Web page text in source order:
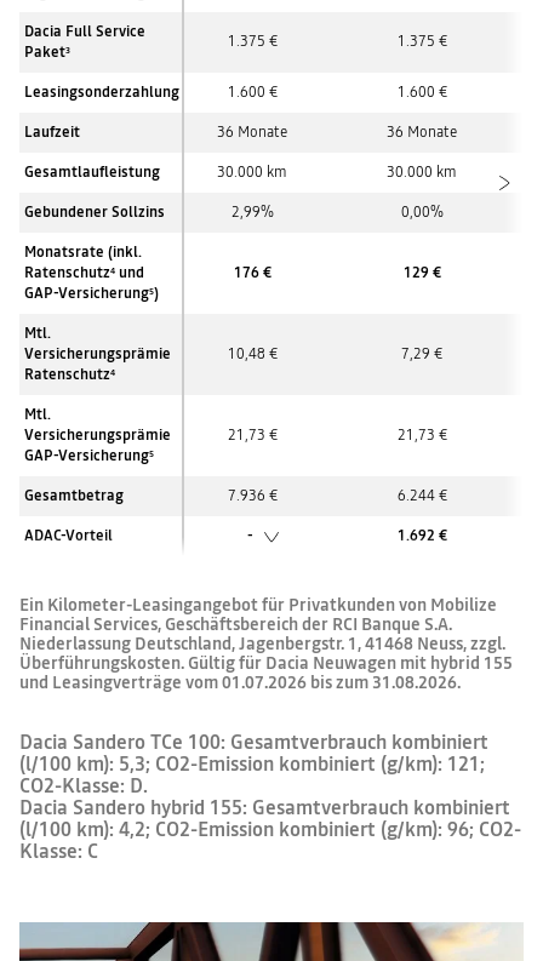
Dacia Full Service
Paket3 1.375 € 1.375 €
Leasingsonderzahlung 1.600 € 1.600 €
Laufzeit 36 Monate 36 Monate
Gesamtlaufleistung 30.000 km 30.000 km
Gebundener Sollzins 2,99% 0,00%
Monatsrate (inkl.
Ratenschutz4 und
GAP-Versicherung5)
176 € 129 €
Mtl.
Versicherungsprämie
Ratenschutz4
10,48 € 7,29 €
Mtl.
Versicherungsprämie
GAP-Versicherung5
21,73 € 21,73 €
Gesamtbetrag 7.936 € 6.244 €
ADAC-Vorteil - 1.692 €
Ein Kilometer-Leasingangebot für Privatkunden von Mobilize
Financial Services, Geschäftsbereich der RCI Banque S.A.
Niederlassung Deutschland, Jagenbergstr. 1, 41468 Neuss, zzgl.
Überführungskosten. Gültig für Dacia Neuwagen mit hybrid 155
und Leasingverträge vom 01.07.2026 bis zum 31.08.2026.
Dacia Sandero TCe 100: Gesamtverbrauch kombiniert
(l/100 km): 5,3; CO2-Emission kombiniert (g/km): 121;
CO2-Klasse: D.
Dacia Sandero hybrid 155: Gesamtverbrauch kombiniert
(l/100 km): 4,2; CO2-Emission kombiniert (g/km): 96; CO2-
Klasse: C